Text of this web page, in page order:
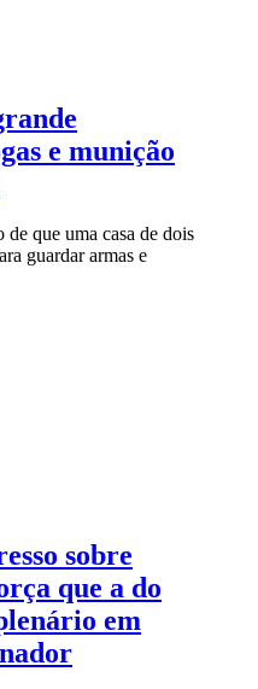
e munição
que uma casa de dois
guardar armas e
sobre
que a do
em